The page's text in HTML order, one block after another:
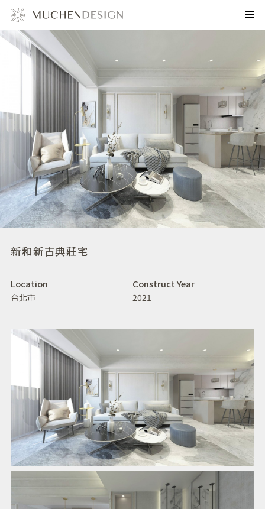
新和新古典莊宅
Location
台北市
Construct Year
2021